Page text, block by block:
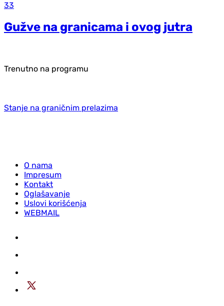
33
Gužve na granicama i ovog jutra
Trenutno na programu
Stanje na graničnim prelazima
O nama
Impresum
Kontakt
Oglašavanje
Uslovi korišćenja
WEBMAIL